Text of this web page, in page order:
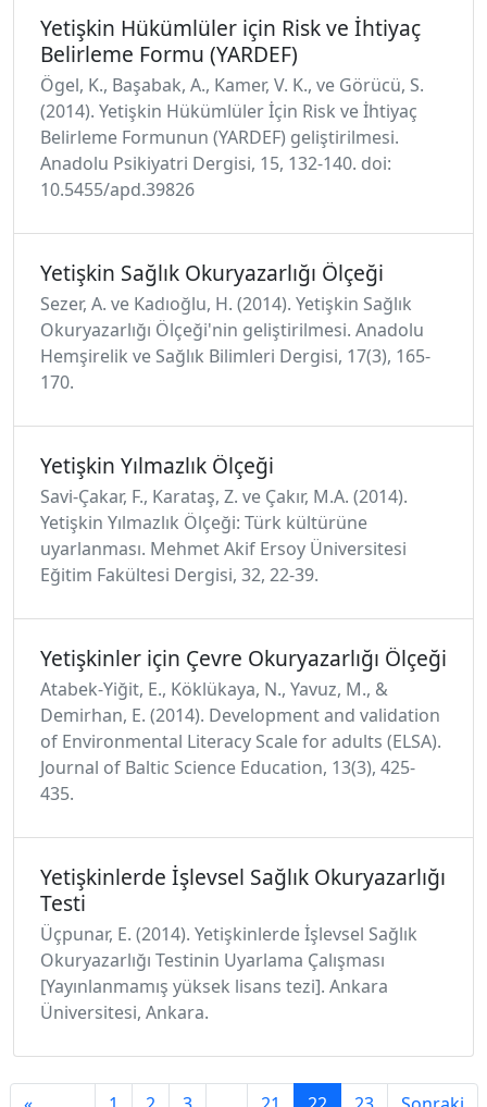
Yetişkin Hükümlüler için Risk ve İhtiyaç
Belirleme Formu (YARDEF)
Ögel, K., Başabak, A., Kamer, V. K., ve Görücü, S.
(2014). Yetişkin Hükümlüler İçin Risk ve İhtiyaç
Belirleme Formunun (YARDEF) geliştirilmesi.
Anadolu Psikiyatri Dergisi, 15, 132-140. doi:
10.5455/apd.39826
Yetişkin Sağlık Okuryazarlığı Ölçeği
Sezer, A. ve Kadıoğlu, H. (2014). Yetişkin Sağlık
Okuryazarlığı Ölçeği'nin geliştirilmesi. Anadolu
Hemşirelik ve Sağlık Bilimleri Dergisi, 17(3), 165-
170.
Yetişkin Yılmazlık Ölçeği
Savi-Çakar, F., Karataş, Z. ve Çakır, M.A. (2014).
Yetişkin Yılmazlık Ölçeği: Türk kültürüne
uyarlanması. Mehmet Akif Ersoy Üniversitesi
Eğitim Fakültesi Dergisi, 32, 22-39.
Yetişkinler için Çevre Okuryazarlığı Ölçeği
Atabek-Yiğit, E., Köklükaya, N., Yavuz, M., &
Demirhan, E. (2014). Development and validation
of Environmental Literacy Scale for adults (ELSA).
Journal of Baltic Science Education, 13(3), 425-
435.
Yetişkinlerde İşlevsel Sağlık Okuryazarlığı
Testi
Üçpunar, E. (2014). Yetişkinlerde İşlevsel Sağlık
Okuryazarlığı Testinin Uyarlama Çalışması
[Yayınlanmamış yüksek lisans tezi]. Ankara
Üniversitesi, Ankara.